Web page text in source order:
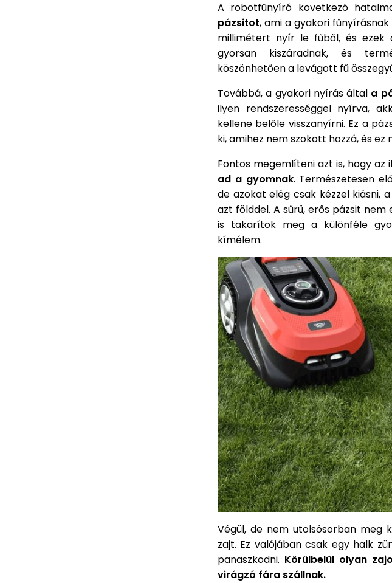
A robotfűnyíró következő
pázsitot, ami a gyakori
millimétert nyír le fűből, és ezek
gyorsan kiszáradnak, és
köszönhetően a levágott fű
Továbbá, a gyakori nyírás által a
ilyen rendszerességgel nyírva,
kellene belőle visszanyírni. Ez a
ki, amihez nem szokott hozzá, és
Fontos megemlíteni azt is, hogy
ad a gyomnak. Természetesen
de azokat elég csak kézzel kiásni,
azt földdel. A sűrű, erős pázsit
is takarítok meg a különféle
kímélem.
Végül, de nem utolsósorban
zajt. Ez valójában csak egy halk
panaszkodni. Körülbelül olyan
virágzó fára szállnak.